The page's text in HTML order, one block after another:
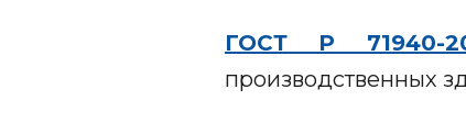
ГОСТ Р 71940-
производственных